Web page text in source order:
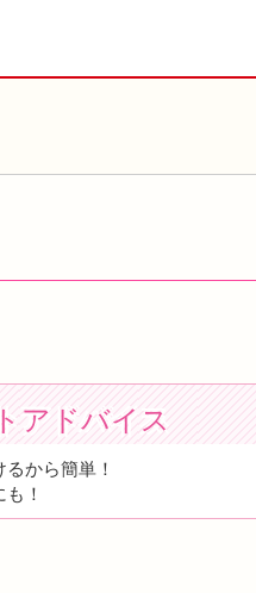
アドバイス
から簡単！
！